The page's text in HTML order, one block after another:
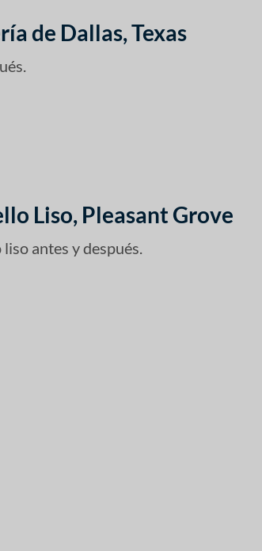
de Dallas, Texas
Liso, Pleasant Grove
antes y después.